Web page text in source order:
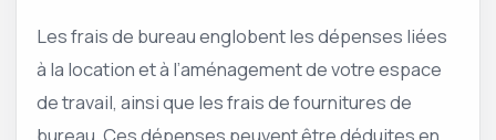
Les frais de bureau englobent les dépenses liées
à la location et à l’aménagement de votre espace
de travail, ainsi que les frais de fournitures de